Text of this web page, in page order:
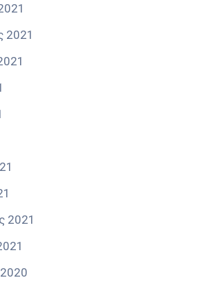
2021
2021